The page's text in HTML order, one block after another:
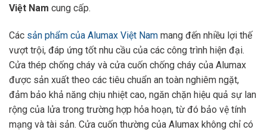
Việt Nam cung cấp.
Các sản phẩm của Alumax Việt Nam mang đến nhiều lợi thế
vượt trội, đáp ứng tốt nhu cầu của các công trình hiện đại.
Cửa thép chống cháy và cửa cuốn chống cháy của Alumax
được sản xuất theo các tiêu chuẩn an toàn nghiêm ngặt,
đảm bảo khả năng chịu nhiệt cao, ngăn chặn hiệu quả sự lan
rộng của lửa trong trường hợp hỏa hoạn, từ đó bảo vệ tính
mạng và tài sản. Cửa cuốn thường của Alumax không chỉ có